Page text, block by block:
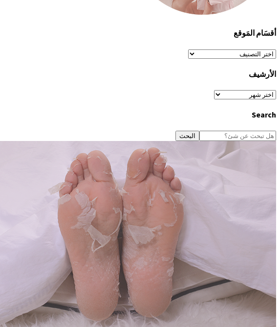
أقسَام المَوقع
أقسَام
الأرشيف
الأرشيف
Search